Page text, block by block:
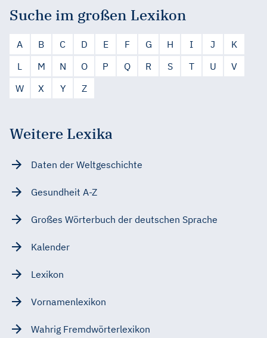
Suche im großen Lexikon
A B C D E F G H I J
K
L
M N O P Q R S T U
V
W
X Y Z
Weitere Lexika
Daten der Weltgeschichte
Gesundheit A-Z
Großes Wörterbuch der deutschen Sprache
Kalender
Lexikon
Vornamenlexikon
Wahrig Fremdwörterlexikon